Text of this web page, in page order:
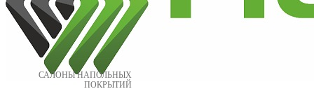
САЛОНЫ НАПОЛЬНЫХ
ПОКРЫТИЙ